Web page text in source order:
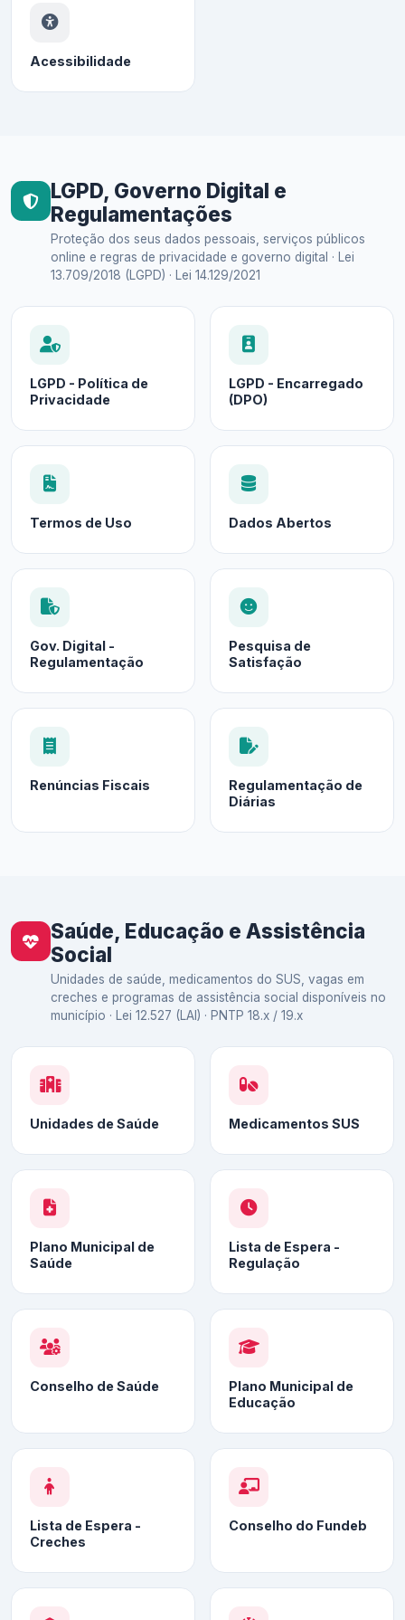
Acessibilidade
LGPD, Governo Digital e
Regulamentações
Proteção dos seus dados pessoais, serviços públicos
online e regras de privacidade e governo digital · Lei
13.709/2018 (LGPD) · Lei 14.129/2021
LGPD - Política de
Privacidade
LGPD - Encarregado
(DPO)
Termos de Uso Dados Abertos
Gov. Digital -
Regulamentação
Pesquisa de
Satisfação
Renúncias Fiscais
Regulamentação de
Diárias
Saúde, Educação e Assistência
Social
Unidades de saúde, medicamentos do SUS, vagas em
creches e programas de assistência social disponíveis no
município · Lei 12.527 (LAI) · PNTP 18.x / 19.x
Unidades de Saúde Medicamentos SUS
Plano Municipal de
Saúde
Lista de Espera -
Regulação
Conselho de Saúde
Plano Municipal de
Educação
Lista de Espera -
Creches
Conselho do Fundeb